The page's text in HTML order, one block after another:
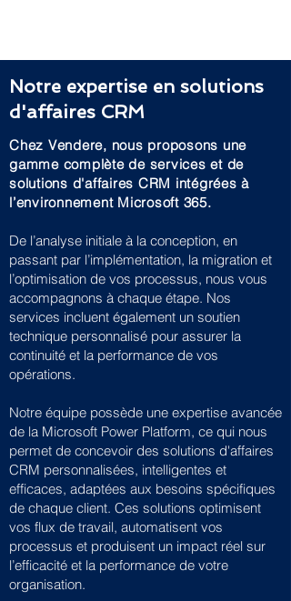
Notre expertise en solutions
d'affaires CRM
Chez Vendere, nous proposons une
gamme complète de services et de
solutions d'affaires CRM intégrées à
l’environnement Microsoft 365.
De l’analyse initiale à la conception, en
passant par l’implémentation, la migration et
l’optimisation de vos processus, nous vous
accompagnons à chaque étape. Nos
services incluent également un soutien
technique personnalisé pour assurer la
continuité et la performance de vos
opérations.
Notre équipe possède une expertise avancée
de la Microsoft Power Platform, ce qui nous
permet de concevoir des solutions d'affaires
CRM personnalisées, intelligentes et
efficaces, adaptées aux besoins spécifiques
de chaque client. Ces solutions optimisent
vos flux de travail, automatisent vos
processus et produisent un impact réel sur
l’efficacité et la performance de votre
organisation.